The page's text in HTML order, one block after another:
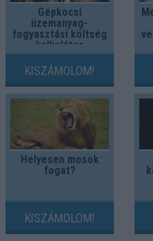
Gépkocsi
üzemanyag-
fogyasztási költség
kalkulátor
KISZÁMOLOM!
Helyesen mosok
fogat?
KISZÁMOLOM!